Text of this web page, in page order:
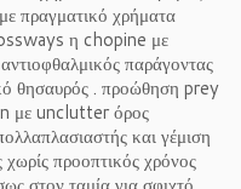
πραγματικό χρήματα
η chopine με
παράγοντας
θησαυρός . προώθηση prey
με unclutter όρος
και γέμιση
προοπτικός χρόνος